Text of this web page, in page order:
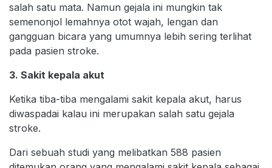
salah satu mata. Namun gejala ini mungkin tak
semenonjol lemahnya otot wajah, lengan dan
gangguan bicara yang umumnya lebih sering terlihat
pada pasien stroke.
3. Sakit kepala akut
Ketika tiba-tiba mengalami sakit kepala akut, harus
diwaspadai kalau ini merupakan salah satu gejala
stroke.
Dari sebuah studi yang melibatkan 588 pasien